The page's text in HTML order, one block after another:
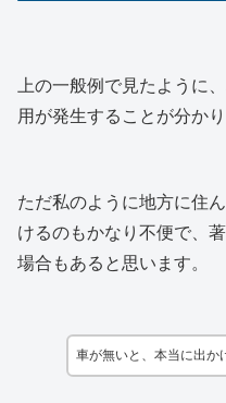
上の一般例で見たように
用が発生することが分かり
ただ私のように地方に住
けるのもかなり不便で、
場合もあると思います。
車が無いと、本当に出か